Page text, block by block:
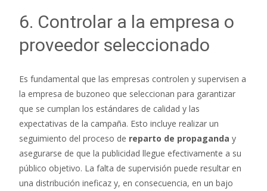
6. Controlar a la empresa o
proveedor seleccionado
Es fundamental que las empresas controlen y supervisen a
la empresa de buzoneo que seleccionan para garantizar
que se cumplan los estándares de calidad y las
expectativas de la campaña. Esto incluye realizar un
seguimiento del proceso de reparto de propaganda y
asegurarse de que la publicidad llegue efectivamente a su
público objetivo. La falta de supervisión puede resultar en
una distribución ineficaz y, en consecuencia, en un bajo